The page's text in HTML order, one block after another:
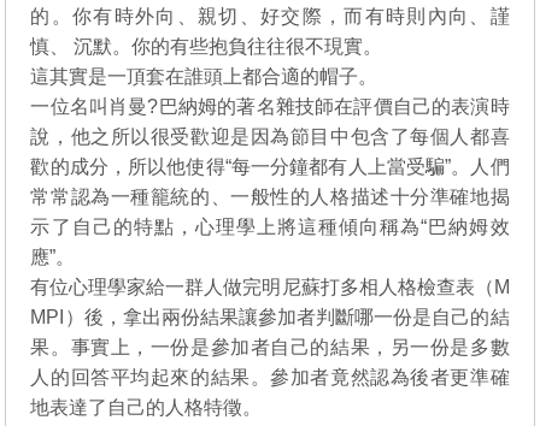
的。你有時外向、親切、好交際，而有時則內向、謹
慎、 沉默。你的有些抱負往往很不現實。
這其實是一頂套在誰頭上都合適的帽子。
一位名叫肖曼?巴納姆的著名雜技師在評價自己的表演時
說，他之所以很受歡迎是因為節目中包含了每個人都喜
歡的成分，所以他使得“每一分鐘都有人上當受騙”。人們
常常認為一種籠統的、一般性的人格描述十分準確地揭
示了自己的特點，心理學上將這種傾向稱為“巴納姆效
應”。
有位心理學家給一群人做完明尼蘇打多相人格檢查表（M
MPI）後，拿出兩份結果讓參加者判斷哪一份是自己的結
果。事實上，一份是參加者自己的結果，另一份是多數
人的回答平均起來的結果。參加者竟然認為後者更準確
地表達了自己的人格特徵。